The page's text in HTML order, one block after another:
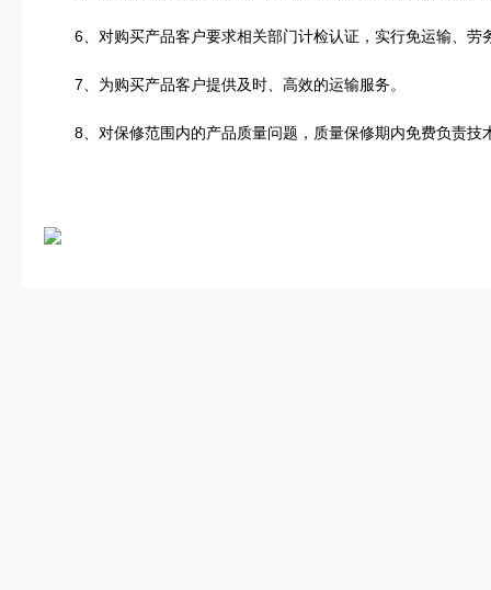
6、对购买产品客户要求相关部门计检认证，实行免运输、劳
7、为购买产品客户提供及时、高效的运输服务。
8、对保修范围内的产品质量问题，质量保修期内免费负责技